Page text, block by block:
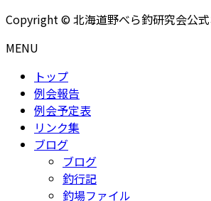
Copyright © 北海道野べら釣研究会公
MENU
トップ
例会報告
例会予定表
リンク集
ブログ
ブログ
釣行記
釣場ファイル